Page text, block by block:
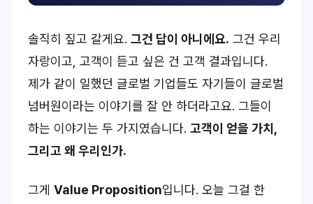
솔직히 짚고 갈게요. 그건 답이 아니에요. 그건 우리
자랑이고, 고객이 듣고 싶은 건 고객 결과입니다.
제가 같이 일했던 글로벌 기업들도 자기들이 글로벌
넘버원이라는 이야기를 잘 안 하더라고요. 그들이
하는 이야기는 두 가지였습니다. 고객이 얻을 가치,
그리고 왜 우리인가.
그게 Value Proposition입니다. 오늘 그걸 한